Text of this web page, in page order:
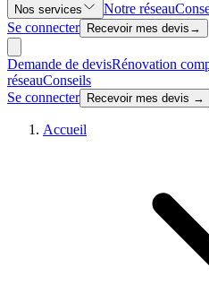
Nos services Notre réseau
Se connecter
Recevoir mes devis →
Demande de devisRénovation
réseauConseils
Se connecter
Recevoir mes devis →
Accueil